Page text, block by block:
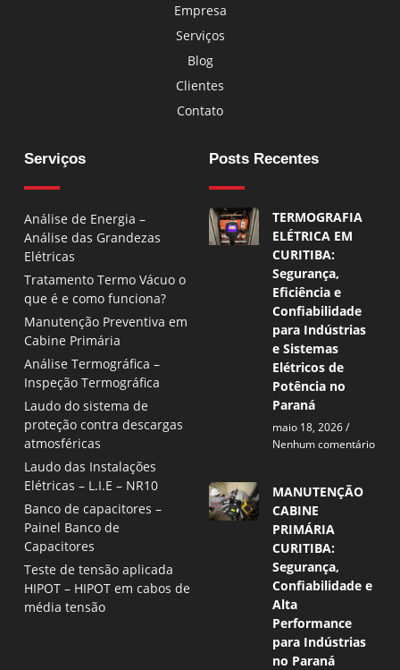
Empresa
Serviços
Blog
Clientes
Contato
Serviços
Análise de Energia –
Análise das Grandezas
Elétricas
Tratamento Termo Vácuo o
que é e como funciona?
Manutenção Preventiva em
Cabine Primária
Análise Termográfica –
Inspeção Termográfica
Laudo do sistema de
proteção contra descargas
atmosféricas
Laudo das Instalações
Elétricas – L.I.E – NR10
Banco de capacitores –
Painel Banco de
Capacitores
Teste de tensão aplicada
HIPOT – HIPOT em cabos de
média tensão
Posts Recentes
TERMOGRAFIA
ELÉTRICA EM
CURITIBA:
Segurança,
Eficiência e
Confiabilidade
para Indústrias
e Sistemas
Elétricos de
Potência no
Paraná
maio 18, 2026
Nenhum comentário
MANUTENÇÃO
CABINE
PRIMÁRIA
CURITIBA:
Segurança,
Confiabilidade e
Alta
Performance
para Indústrias
no Paraná